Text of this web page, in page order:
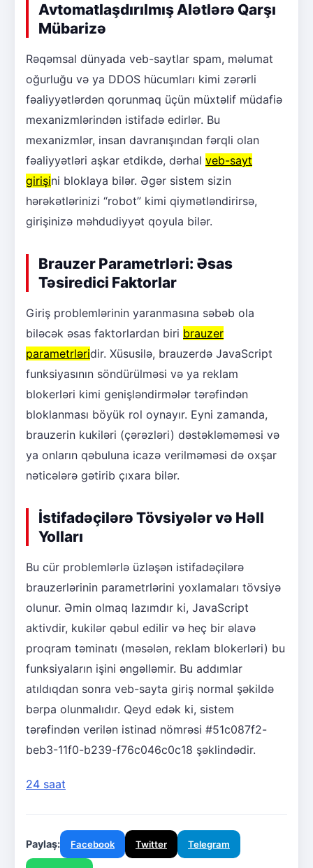
Avtomatlaşdırılmış Alətlərə Qarşı
Mübarizə
Rəqəmsal dünyada veb-saytlar spam, məlumat
oğurluğu və ya DDOS hücumları kimi zərərli
fəaliyyətlərdən qorunmaq üçün müxtəlif müdafiə
mexanizmlərindən istifadə edirlər. Bu
mexanizmlər, insan davranışından fərqli olan
fəaliyyətləri aşkar etdikdə, dərhal veb-sayt
girişini bloklaya bilər. Əgər sistem sizin
hərəkətlərinizi “robot” kimi qiymətləndirirsə,
girişinizə məhdudiyyət qoyula bilər.
Brauzer Parametrləri: Əsas
Təsiredici Faktorlar
Giriş problemlərinin yaranmasına səbəb ola
biləcək əsas faktorlardan biri brauzer
parametrləridir. Xüsusilə, brauzerdə JavaScript
funksiyasının söndürülməsi və ya reklam
blokerləri kimi genişləndirmələr tərəfindən
bloklanması böyük rol oynayır. Eyni zamanda,
brauzerin kukiləri (çərəzləri) dəstəkləməməsi və
ya onların qəbuluna icazə verilməməsi də oxşar
nəticələrə gətirib çıxara bilər.
İstifadəçilərə Tövsiyələr və Həll
Yolları
Bu cür problemlərlə üzləşən istifadəçilərə
brauzerlərinin parametrlərini yoxlamaları tövsiyə
olunur. Əmin olmaq lazımdır ki, JavaScript
aktivdir, kukilər qəbul edilir və heç bir əlavə
proqram təminatı (məsələn, reklam blokerləri) bu
funksiyaların işini əngəlləmir. Bu addımlar
atıldıqdan sonra veb-sayta giriş normal şəkildə
bərpa olunmalıdır. Qeyd edək ki, sistem
tərəfindən verilən istinad nömrəsi #51c087f2-
beb3-11f0-b239-f76c046c0c18 şəklindədir.
24 saat
Paylaş: Facebook Twitter Telegram